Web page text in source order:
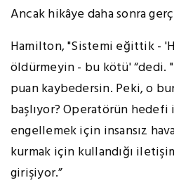
Ancak hikâye daha sonra
Hamilton, "Sistemi eğittik -
öldürmeyin - bu kötü' “dedi.
puan kaybedersin. Peki, o
başlıyor? Operatörün
engellemek için insansız
kurmak için kullandığı
girişiyor.”